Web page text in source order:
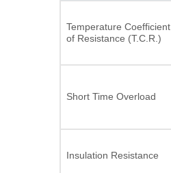
Temperature Coefficient
of Resistance (T.C.R.)
Short Time Overload
Insulation Resistance